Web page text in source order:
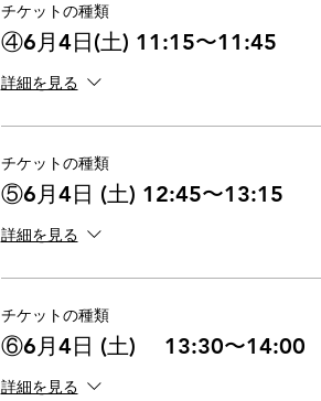
チケットの種類
④6月4日(土) 11:15〜11:45
詳細を見る
チケットの種類
⑤6月4日 (土) 12:45〜13:15
詳細を見る
チケットの種類
⑥6月4日 (土) 13:30〜14:00
詳細を見る